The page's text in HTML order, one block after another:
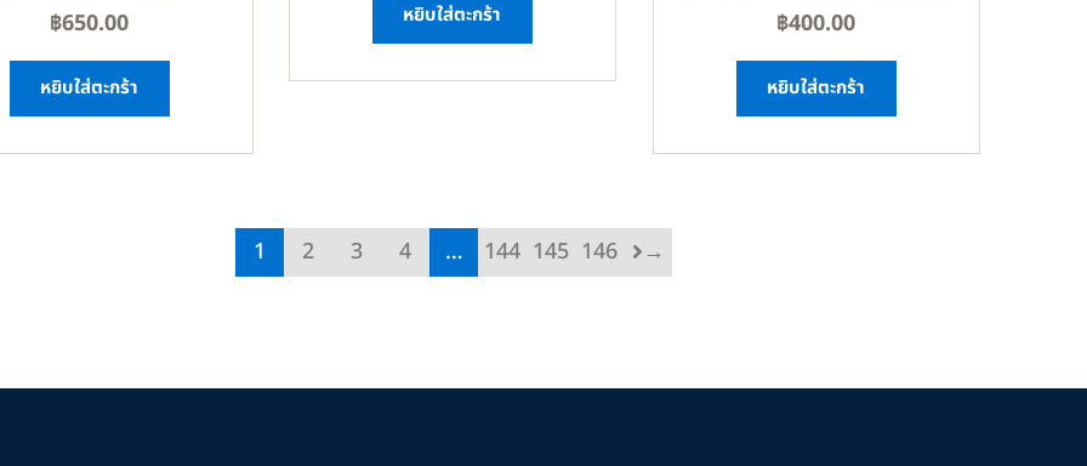
หยิบใส่ตะกร้า
฿650.00
หยิบใส่ตะกร้า
฿400.00
หยิบใส่ตะกร้า
1 2 3 4 … 144 145 146 →